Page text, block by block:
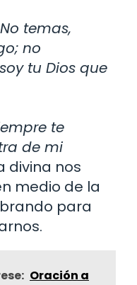
No temas,
no
tu Dios que
te
de mi
divina nos
medio de la
para
Oración a